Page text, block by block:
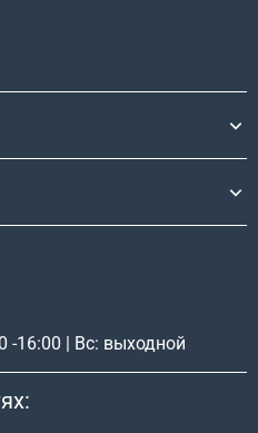
-16:00 | Вс: выходной